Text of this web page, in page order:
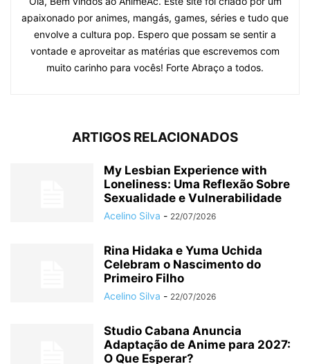
apaixonado por animes, mangás, games, séries e tudo que
envolve a cultura pop. Espero que possam se sentir a
vontade e aproveitar as matérias que escrevemos com
muito carinho para vocês! Forte Abraço a todos.
ARTIGOS RELACIONADOS
My Lesbian Experience with
Loneliness: Uma Reflexão Sobre
Sexualidade e Vulnerabilidade
Acelino Silva - 22/07/2026
Rina Hidaka e Yuma Uchida
Celebram o Nascimento do
Primeiro Filho
Acelino Silva - 22/07/2026
Studio Cabana Anuncia
Adaptação de Anime para 2027:
O Que Esperar?